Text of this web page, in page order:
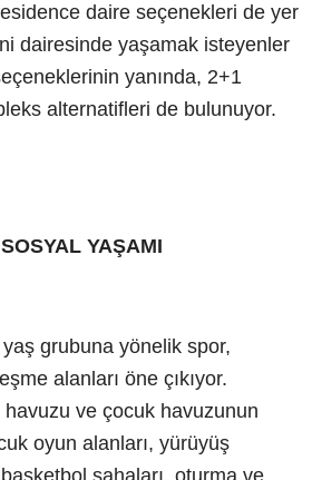
daire seçenekleri de yer
dairesinde yaşamak isteyenler
yanında, 2+1
alternatifleri de bulunuyor.
YAŞAMI
grubuna yönelik spor,
alanları öne çıkıyor.
havuzu ve çocuk havuzunun
oyun alanları, yürüyüş